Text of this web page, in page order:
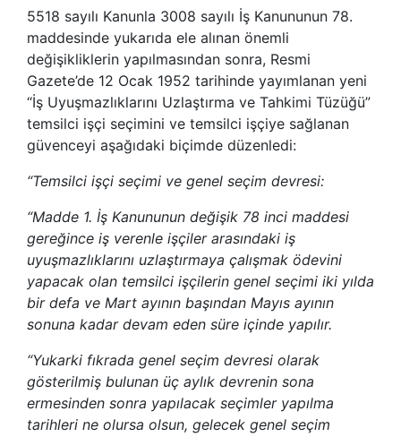
5518 sayılı Kanunla 3008 sayılı İş Kanununun 78.
maddesinde yukarıda ele alınan önemli
değişikliklerin yapılmasından sonra, Resmi
Gazete’de 12 Ocak 1952 tarihinde yayımlanan yeni
“İş Uyuşmazlıklarını Uzlaştırma ve Tahkimi Tüzüğü”
temsilci işçi seçimini ve temsilci işçiye sağlanan
güvenceyi aşağıdaki biçimde düzenledi:
“Temsilci işçi seçimi ve genel seçim devresi:
“Madde 1. İş Kanununun değişik 78 inci maddesi
gereğince iş verenle işçiler arasındaki iş
uyuşmazlıklarını uzlaştırmaya çalışmak ödevini
yapacak olan temsilci işçilerin genel seçimi iki yılda
bir defa ve Mart ayının başından Mayıs ayının
sonuna kadar devam eden süre içinde yapılır.
“Yukarki fıkrada genel seçim devresi olarak
gösterilmiş bulunan üç aylık devrenin sona
ermesinden sonra yapılacak seçimler yapılma
tarihleri ne olursa olsun, gelecek genel seçim